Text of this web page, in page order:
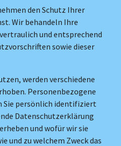
den Schutz Ihrer
Wir behandeln Ihre
und entsprechend
sowie dieser
werden verschiedene
Personenbezogene
Sie persönlich identifiziert
Datenschutzerklärung
und wofür wir sie
und zu welchem Zweck das